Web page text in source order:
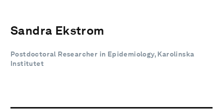
Sandra Ekstrom
Postdoctoral Researcher in Epidemiology, Karolinska
Institutet